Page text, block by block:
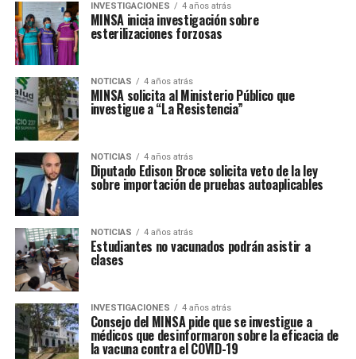
INVESTIGACIONES 4 años atrás
MINSA inicia investigación sobre
esterilizaciones forzosas
NOTICIAS 4 años atrás
MINSA solicita al Ministerio Público que
investigue a “La Resistencia”
NOTICIAS 4 años atrás
Diputado Edison Broce solicita veto de la ley
sobre importación de pruebas autoaplicables
NOTICIAS 4 años atrás
Estudiantes no vacunados podrán asistir a
clases
INVESTIGACIONES 4 años atrás
Consejo del MINSA pide que se investigue a
médicos que desinformaron sobre la eficacia de
la vacuna contra el COVID-19